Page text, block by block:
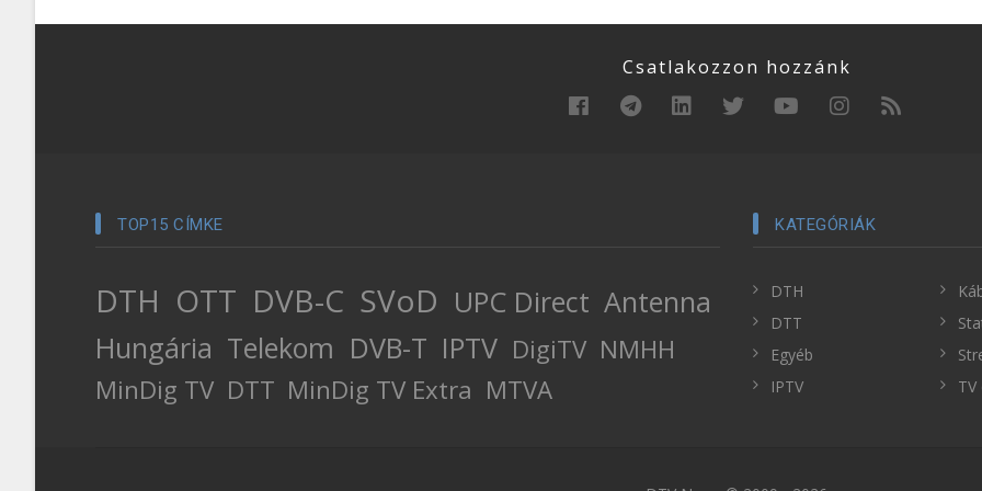
Csatlakozzon hozzánk
TOP15 CÍMKE
DTH OTT DVB-C SVoD UPC Direct Antenna
Hungária Telekom DVB-T IPTV DigiTV NMHH
MinDig TV DTT MinDig TV Extra MTVA
KATEGÓRIÁK
DTH
DTT
Egyéb
IPTV